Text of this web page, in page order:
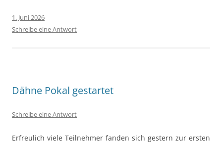
1. Juni 2026
Schreibe eine Antwort
Dähne Pokal gestartet
Schreibe eine Antwort
Erfreulich viele Teilnehmer fanden sich gestern zur ersten